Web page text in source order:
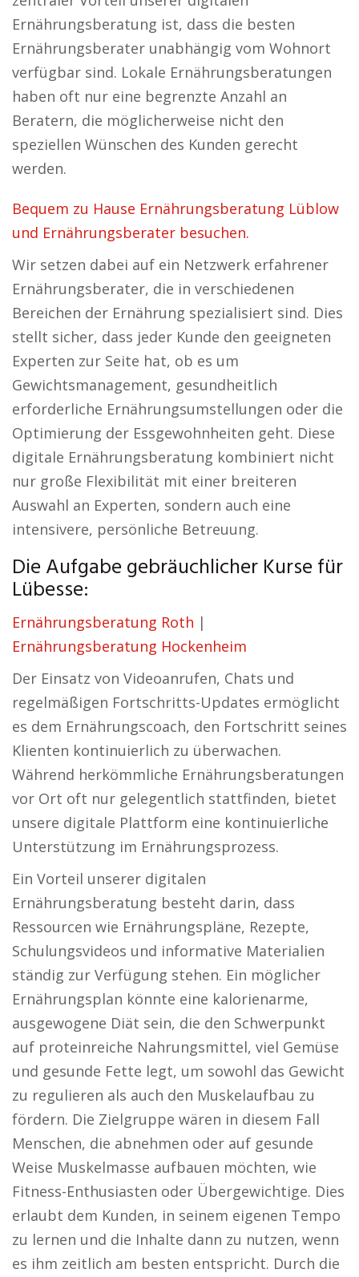
Ernährungsberatung ist, dass die besten
Ernährungsberater unabhängig vom Wohnort
verfügbar sind. Lokale Ernährungsberatungen
haben oft nur eine begrenzte Anzahl an
Beratern, die möglicherweise nicht den
speziellen Wünschen des Kunden gerecht
werden.
Bequem zu Hause Ernährungsberatung Lüblow
und Ernährungsberater besuchen.
Wir setzen dabei auf ein Netzwerk erfahrener
Ernährungsberater, die in verschiedenen
Bereichen der Ernährung spezialisiert sind. Dies
stellt sicher, dass jeder Kunde den geeigneten
Experten zur Seite hat, ob es um
Gewichtsmanagement, gesundheitlich
erforderliche Ernährungsumstellungen oder die
Optimierung der Essgewohnheiten geht. Diese
digitale Ernährungsberatung kombiniert nicht
nur große Flexibilität mit einer breiteren
Auswahl an Experten, sondern auch eine
intensivere, persönliche Betreuung.
Die Aufgabe gebräuchlicher Kurse für
Lübesse:
Ernährungsberatung Roth |
Ernährungsberatung Hockenheim
Der Einsatz von Videoanrufen, Chats und
regelmäßigen Fortschritts-Updates ermöglicht
es dem Ernährungscoach, den Fortschritt seines
Klienten kontinuierlich zu überwachen.
Während herkömmliche Ernährungsberatungen
vor Ort oft nur gelegentlich stattfinden, bietet
unsere digitale Plattform eine kontinuierliche
Unterstützung im Ernährungsprozess.
Ein Vorteil unserer digitalen
Ernährungsberatung besteht darin, dass
Ressourcen wie Ernährungspläne, Rezepte,
Schulungsvideos und informative Materialien
ständig zur Verfügung stehen. Ein möglicher
Ernährungsplan könnte eine kalorienarme,
ausgewogene Diät sein, die den Schwerpunkt
auf proteinreiche Nahrungsmittel, viel Gemüse
und gesunde Fette legt, um sowohl das Gewicht
zu regulieren als auch den Muskelaufbau zu
fördern. Die Zielgruppe wären in diesem Fall
Menschen, die abnehmen oder auf gesunde
Weise Muskelmasse aufbauen möchten, wie
Fitness-Enthusiasten oder Übergewichtige. Dies
erlaubt dem Kunden, in seinem eigenen Tempo
zu lernen und die Inhalte dann zu nutzen, wenn
es ihm zeitlich am besten entspricht. Durch die